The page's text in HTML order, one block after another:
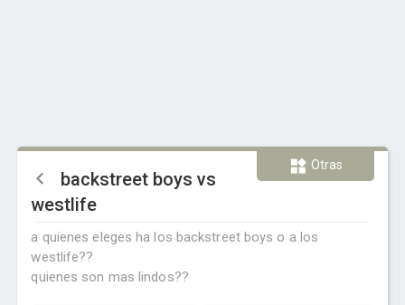
Otras
backstreet boys vs
westlife
a quienes eleges ha los backstreet boys o a los
westlife??
quienes son mas lindos??